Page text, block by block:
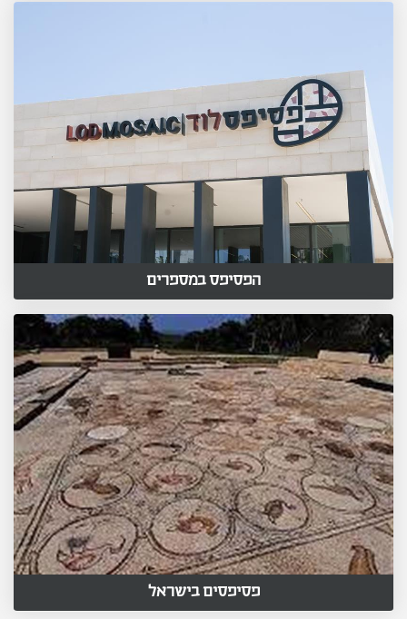
הפסיפס במספרים
פסיפסים בישראל